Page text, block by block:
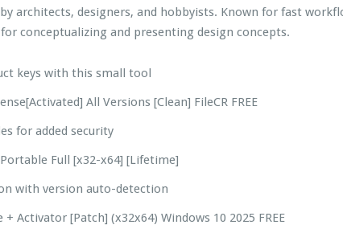
by architects, designers, and hobbyists. Known for fast
conceptualizing and presenting design concepts.
keys with this small tool
All Versions [Clean] FileCR FREE
for added security
Full [x32-x64] [Lifetime]
with version auto-detection
Activator [Patch] (x32x64) Windows 10 2025 FREE